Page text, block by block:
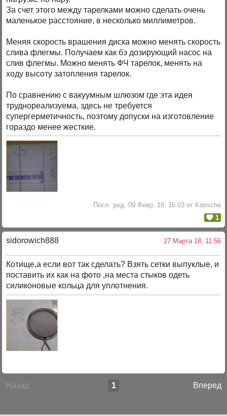
За счет этого между тарелками можно сделать очень
маленькое расстояние, в несколько миллиметров.
Меняя скорость врашения диска можно менять скорость
слива флегмы. Получаем как бэ дозирующий насос на
слив флегмы. Можно менять ФЧ тарелок, менять на
ходу высоту затопления тарелок.
По сравнению с вакуумным шлюзом где эта идея
труднореализуема, здесь не требуется
супергерметичность, поэтому допуски на изготовление
гораздо менее жесткие.
Посл. ред. 09 Февр. 18, 16:03 от Kotische
1
sidorowich888 27 Марта 18, 11:56
Котище,а если вот так сделать? Взять сетки выпуклые, и
поставить их как на фото ,на места стыков одеть
силиконовые кольца для уплотнения.
Назад Вперед
1